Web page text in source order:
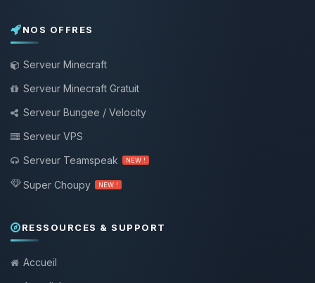
NOS OFFRES
Serveur Minecraft
Serveur Minecraft Gratuit
Serveur Bungee / Velocity
Serveur VPS
Serveur Teamspeak
NEW !
Super Choupy NEW !
RESSOURCES & SUPPORT
Accueil